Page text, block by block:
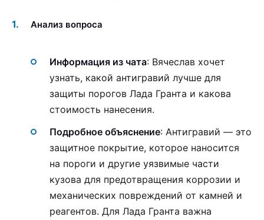
Анализ вопроса
Информация из чата: Вячеслав хочет
узнать, какой антигравий лучше для
защиты порогов Лада Гранта и какова
стоимость нанесения.
Подробное объяснение: Антигравий — это
защитное покрытие, которое наносится
на пороги и другие уязвимые части
кузова для предотвращения коррозии и
механических повреждений от камней и
реагентов. Для Лада Гранта важна